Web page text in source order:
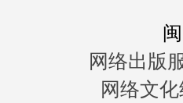
网络出版
网络文